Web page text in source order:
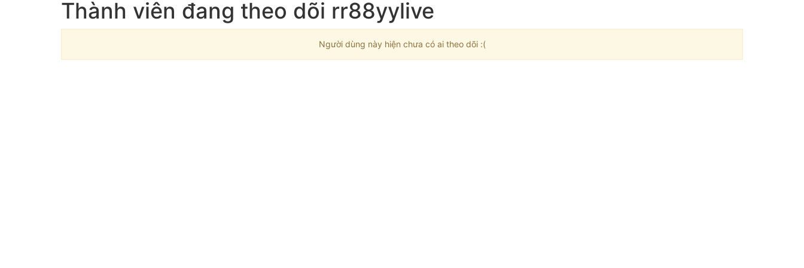
Thành viên đang theo dõi rr88yylive
Người dùng này hiện chưa có ai theo dõi :(